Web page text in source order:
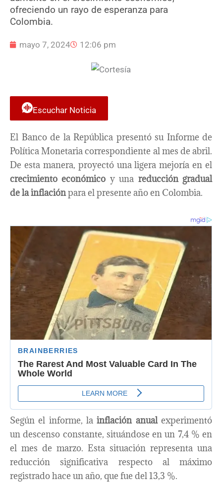
ofreciendo un rayo de esperanza para
Colombia.
mayo 7, 2024 12:06 pm
Escuchar Noticia
El Banco de la República presentó su Informe de
Política Monetaria correspondiente al mes de abril.
De esta manera, proyectó una ligera mejoría en el
crecimiento económico y una reducción gradual
de la inflaciónpara el presente año en Colombia.
Según el informe, lainflación anualexperimentó
un descenso constante, situándose en un 7,4 % en
el mes de marzo. Esta situación representa una
reducción significativa respecto al máximo
registrado hace un año, que fue del 13,3 %.